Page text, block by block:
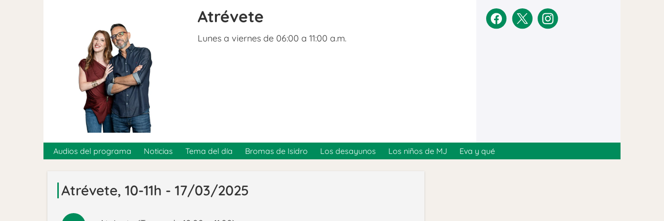
Atrévete
Lunes a viernes de 06:00 a 11:00 a.m.
Audios del programa Noticias Tema del día Bromas de Isidro Los desayunos Los niños de MJ Eva y qué
Atrévete, 10-11h - 17/03/2025